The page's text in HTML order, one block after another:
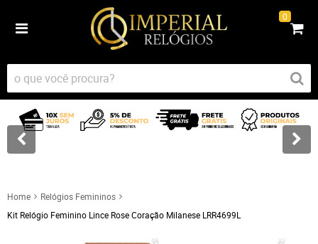
0
Home
Relógios Femininos
Kit Relógio Feminino Lince Rose Coração Milanese LRR4699L